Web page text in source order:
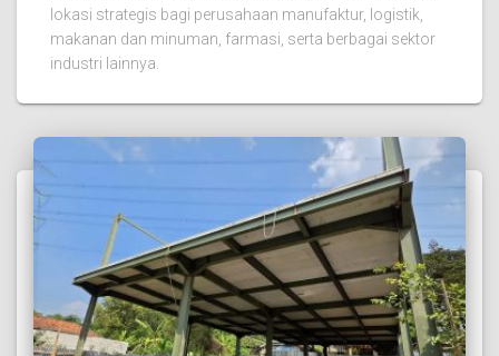
lokasi strategis bagi perusahaan manufaktur, logistik,
makanan dan minuman, farmasi, serta berbagai sektor
industri lainnya.